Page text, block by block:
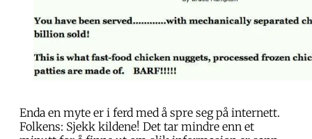
Enda en myte er i ferd med å spre seg på internett.
Folkens: Sjekk kildene! Det tar mindre enn et